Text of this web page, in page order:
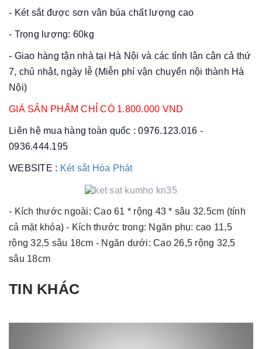
- Két sắt được sơn vân búa chất lượng cao
- Trọng lượng: 60kg
- Giao hàng tận nhà tại Hà Nội và các tỉnh lân cận cả thứ
7, chủ nhật, ngày lễ (Miễn phí vận chuyển nội thành Hà
Nội)
GIÁ SẢN PHẨM CHỈ CÓ 1.800.000 VND
Liên hệ mua hàng toàn quốc : 0976.123.016 -
0936.444.195
WEBSITE : Két sắt Hòa Phát
- Kích thước ngoài: Cao 61 * rộng 43 * sâu 32.5cm (tính
cả mặt khóa) - Kích thước trong: Ngăn phụ: cao 11,5
rộng 32,5 sâu 18cm - Ngăn dưới: Cao 26,5 rộng 32,5
sâu 18cm
TIN KHÁC